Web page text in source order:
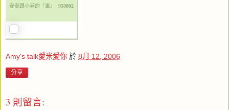
安安跟小若的『車』 950802
Amy's talk愛米愛你 於 8月 12, 2006
分享
3 則留言: